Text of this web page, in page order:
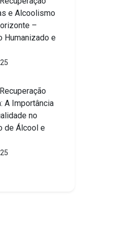
e Alcoolismo
–
Humanizado e
A Importância
no
de Álcool e